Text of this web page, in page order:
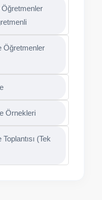
Öğretmenler
Öğretmenler
Örnekleri
(Tek